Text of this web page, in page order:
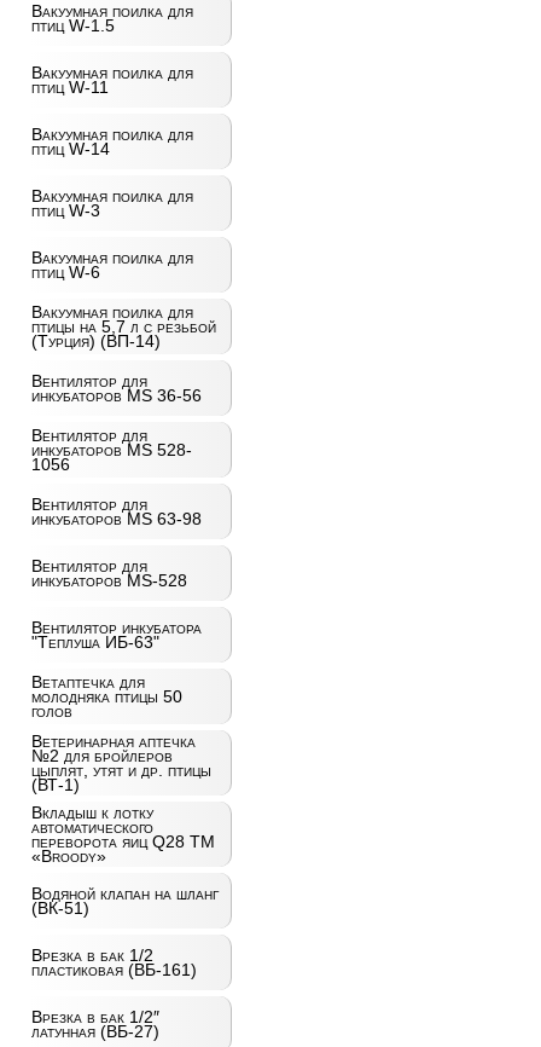
Вакуумная поилка для
птиц W-1.5
Вакуумная поилка для
птиц W-11
Вакуумная поилка для
птиц W-14
Вакуумная поилка для
птиц W-3
Вакуумная поилка для
птиц W-6
Вакуумная поилка для
птицы на 5,7 л с резьбой
(Турция) (ВП-14)
Вентилятор для
инкубаторов MS 36-56
Вентилятор для
инкубаторов MS 528-
1056
Вентилятор для
инкубаторов MS 63-98
Вентилятор для
инкубаторов MS-528
Вентилятор инкубатора
"Теплуша ИБ-63"
Ветаптечка для
молодняка птицы 50
голов
Ветеринарная аптечка
№2 для бройлеров
цыплят, утят и др. птицы
(ВТ-1)
Вкладыш к лотку
автоматического
переворота яиц Q28 ТМ
«Broody»
Водяной клапан на шланг
(ВК-51)
Врезка в бак 1/2
пластиковая (ВБ-161)
Врезка в бак 1/2″
латунная (ВБ-27)